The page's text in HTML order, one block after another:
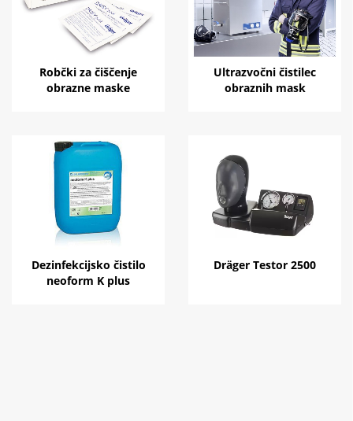
Robčki za čiščenje
obrazne maske
Ultrazvočni čistilec
obraznih mask
Dezinfekcijsko čistilo
neoform K plus
Dräger Testor 2500